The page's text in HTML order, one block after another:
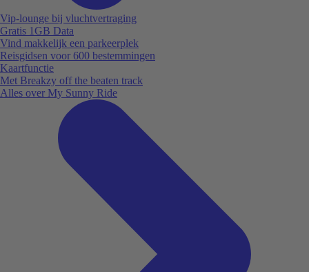
Vip-lounge bij vluchtvertraging
Gratis 1GB Data
Vind makkelijk een parkeerplek
Reisgidsen voor 600 bestemmingen
Kaartfunctie
Met Breakzy off the beaten track
Alles over My Sunny Ride